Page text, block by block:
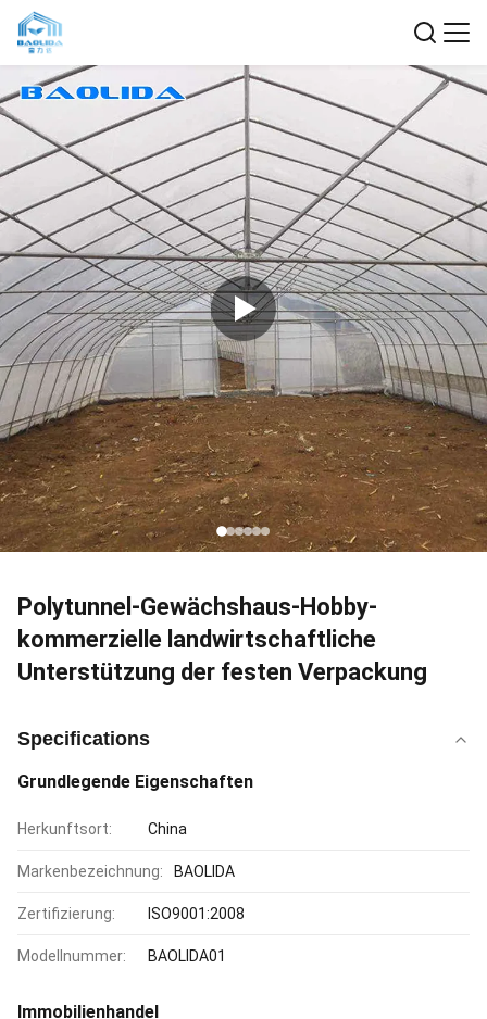
Polytunnel-Gewächshaus-Hobby-
kommerzielle landwirtschaftliche
Unterstützung der festen Verpackung
Specifications
Grundlegende Eigenschaften
Herkunftsort: China
Markenbezeichnung: BAOLIDA
Zertifizierung: ISO9001:2008
Modellnummer: BAOLIDA01
Immobilienhandel